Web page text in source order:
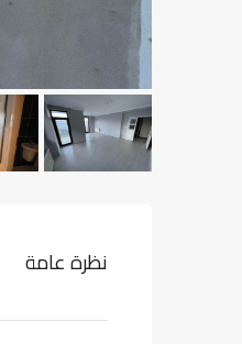
نظرة عامة